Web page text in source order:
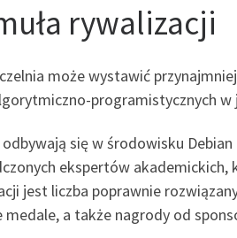
rywalizacji
może wystawić
programistycznych
się w środowisku
ekspertów
jest liczba poprawnie
medale, a także nagrody od